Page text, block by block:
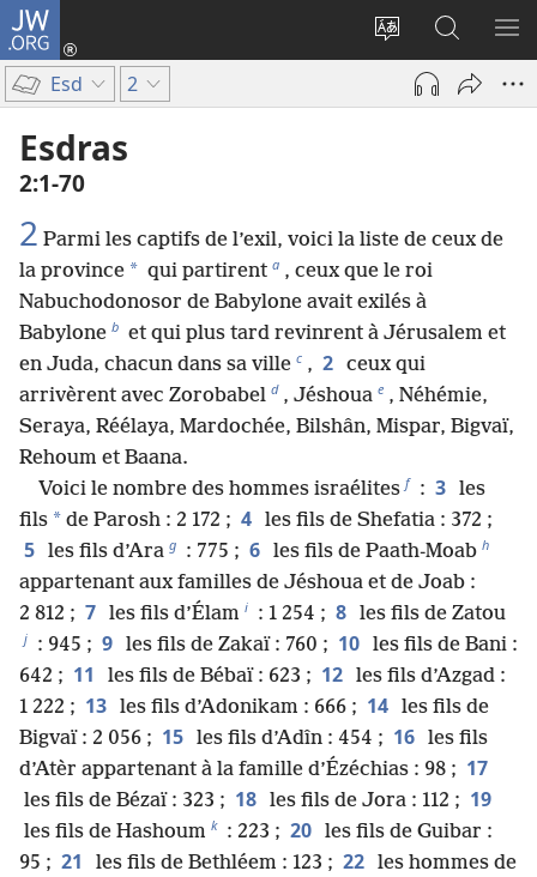
JW.ORG
Changer
langue
Se
connecter
sur
JW.ORG
Esd 2
Esdras
2​:​1-70
2 Parmi les captifs de l’exil, voici la liste de ceux de
la province * qui partirent a , ceux que le roi
Nabuchodonosor de Babylone avait exilés à
Babylone b et qui plus tard revinrent à Jérusalem et
en Juda, chacun dans sa ville c , 2 ceux qui
arrivèrent avec Zorobabel d , Jéshoua e , Néhémie,
Seraya, Réélaya, Mardochée, Bilshân, Mispar, Bigvaï,
Rehoum et Baana.
Voici le nombre des hommes israélites f : 3 les
fils * de Parosh : 2 172 ; 4 les fils de Shefatia : 372 ;
5 les fils d’Ara g : 775 ; 6 les fils de Paath-Moab h
appartenant aux familles de Jéshoua et de Joab :
2 812 ; 7 les fils d’Élam i : 1 254 ; 8 les fils de Zatou
j : 945 ; 9 les fils de Zakaï : 760 ; 10 les fils de Bani :
642 ; 11 les fils de Bébaï : 623 ; 12 les fils d’Azgad :
1 222 ; 13 les fils d’Adonikam : 666 ; 14 les fils de
Bigvaï : 2 056 ; 15 les fils d’Adîn : 454 ; 16 les fils
d’Atèr appartenant à la famille d’Ézéchias : 98 ; 17
les fils de Bézaï : 323 ; 18 les fils de Jora : 112 ; 19
les fils de Hashoum k : 223 ; 20 les fils de Guibar :
95 ; 21 les fils de Bethléem : 123 ; 22 les hommes de